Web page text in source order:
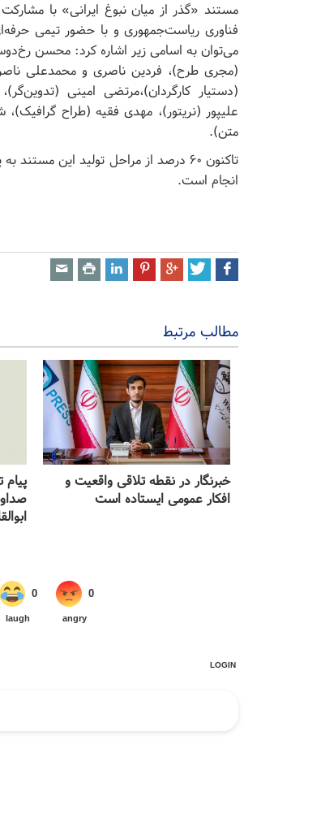
مستند «گذر از میان نبوغ ایرانی» با
فناوری ریاست‌جمهوری و با حضور تیمی
می‌توان به اسامی زیر اشاره کرد: محسن
(مجری طرح)، فردین ناصری و محمدعلی
(دستیار کارگردان)،مرتضی امینی
علیپور (نریتور)، مهدی فقیه (طراح گرافیک)،
متن).
تاکنون ۶۰ درصد از مراحل تولید این
انجام است.
مطالب مرتبط
خبرنگار در نقطه تلاقی واقعیت و
افکار عمومی ایستاده است